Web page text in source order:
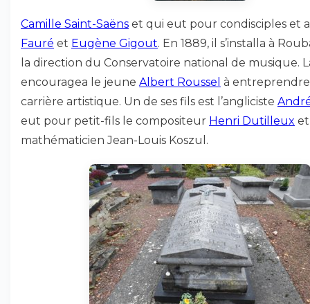
Camille Saint-Saëns et qui eut pour condisciples et
Fauré et Eugène Gigout. En 1889, il s’installa à
la direction du Conservatoire national de musique.
encouragea le jeune Albert Roussel à
carrière artistique. Un de ses fils est l’angliciste
eut pour petit-fils le compositeur Henri Dutilleux
mathématicien Jean-Louis Koszul.